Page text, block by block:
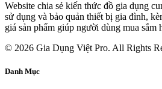
Website chia sẻ kiến thức đồ gia dụng
sử dụng và bảo quản thiết bị gia đình,
giá sản phẩm giúp người dùng mua sắm
© 2026 Gia Dụng Việt Pro. All Rights
Danh Mục